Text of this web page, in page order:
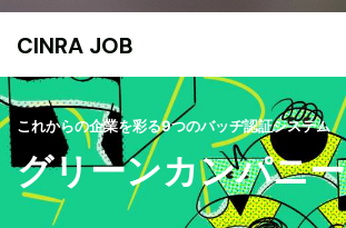
CINRA JOB
これからの企業を彩る9つのバッヂ認証システム
グリーンカンパニー